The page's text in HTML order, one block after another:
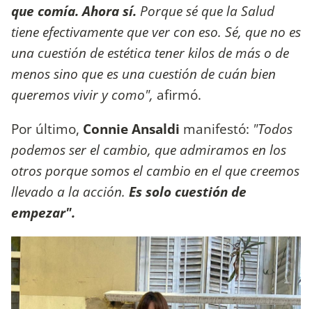
que comía. Ahora sí. Porque sé que la Salud
tiene efectivamente que ver con eso. Sé, que no es
una cuestión de estética tener kilos de más o de
menos sino que es una cuestión de cuán bien
queremos vivir y como", afirmó.
Por último, Connie Ansaldi manifestó: "Todos
podemos ser el cambio, que admiramos en los
otros porque somos el cambio en el que creemos
llevado a la acción. Es solo cuestión de
empezar".